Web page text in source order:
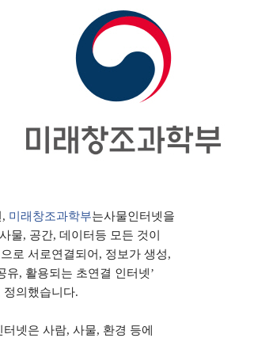
, 미래창조과학부는사물인터넷을
사물, 공간, 데이터등 모든 것이
로 서로연결되어 , 정보가 생성,
유, 활용되는 초연결 인터넷’
정의했습니다.
터넷은 사람, 사물, 환경 등에